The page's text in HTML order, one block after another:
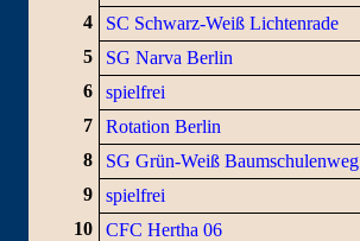
4
SC Schwarz-Weiß Lichtenrade
5
SG Narva Berlin
6
spielfrei
7
Rotation Berlin
8
SG Grün-Weiß Baumschulenweg
9
spielfrei
10
CFC Hertha 06